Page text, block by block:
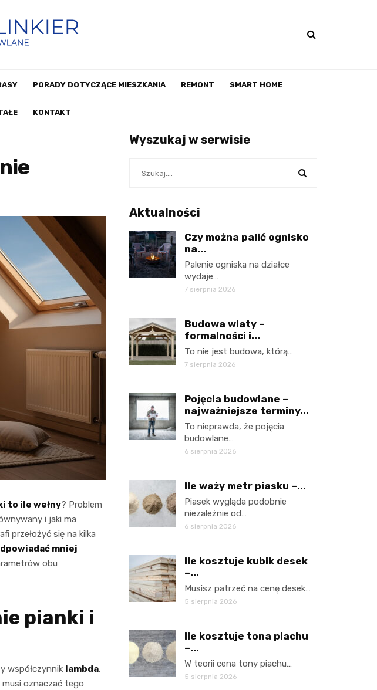
PORADY DOTYCZĄCE MIESZKANIA REMONT SMART HOME
KONTAKT
to ile wełny? Problem
i jaki ma
przełożyć się na kilka
mniej
obu
pianki i
współczynnik lambda,
musi oznaczać tego
Wyszukaj w serwisie
Aktualności
Czy można palić ognisko
na...
Palenie ogniska na działce
wydaje…
7 sierpnia 2026
Budowa wiaty –
formalności i...
To nie jest budowa, którą…
7 sierpnia 2026
Pojęcia budowlane –
najważniejsze terminy...
To nieprawda, że pojęcia
budowlane…
6 sierpnia 2026
Ile waży metr piasku –...
Piasek wygląda podobnie
niezależnie od…
6 sierpnia 2026
Ile kosztuje kubik desek
–...
Musisz patrzeć na cenę desek…
5 sierpnia 2026
Ile kosztuje tona piachu
–...
W teorii cena tony piachu…
5 sierpnia 2026